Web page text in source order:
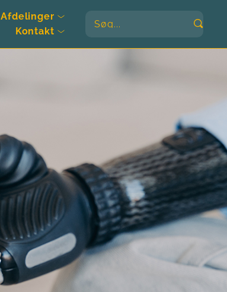
Afdelinger
Kontakt
Søg...